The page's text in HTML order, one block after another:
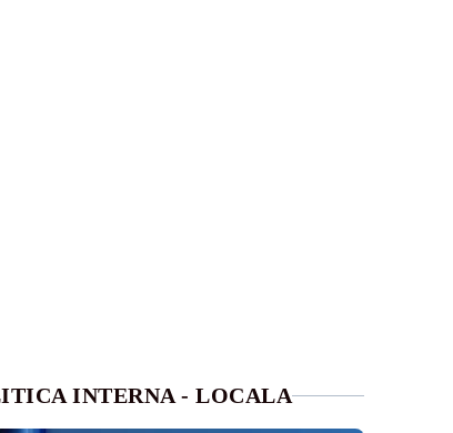
INTERNA - LOCALA